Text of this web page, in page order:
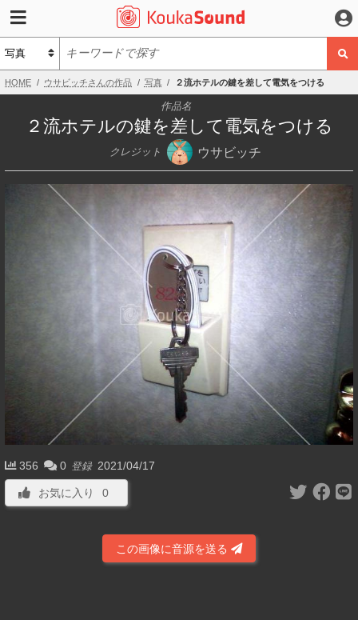
HOME ウサビッチさんの作品 写真 ２流ホテルの鍵を差して電気をつける
作品名
２流ホテルの鍵を差して電気をつける
クレジット ウサビッチ
356 0 登録 2021/04/17
お気に入り 0
この画像に音源を送る